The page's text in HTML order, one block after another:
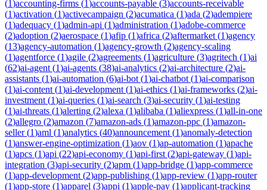
(1)accounting-firms (1)accounts-payable (3)accounts-receivable
(1)activation (1)activecampaign (2)acumatica (1)ada (2)adempiere
(1)adequacy (1)admin-api (1)administration (1)adobe-commerce
(2)adoption (2)aerospace (1)afip (1)africa (2)aftermarket (1)agency
(13)agency-automation (1)agency-growth (2)agency-scaling
(1)agentforce (1)agile (2)agreements (1)agriculture (3)agritech (1)ai
(62)ai-agent (1)ai-agents (38)ai-analytics (2)ai-architecture (2)ai-
assistants (1)ai-automation (6)ai-bot (1)ai-chatbot (1)ai-comparison
(1)ai-content (1)ai-development (1)ai-ethics (1)ai-frameworks (2)ai-
investment (1)ai-queries (1)ai-search (3)ai-security (1)ai-testing
(1)ai-threats (1)alerting (2)alexa (1)alibaba (1)aliexpress (1)all-in-one
(2)allegro (2)amazon (7)amazon-ads (1)amazon-ppc (1)amazon-
seller(1)aml (1)analytics (40)announcement (1)anomaly-detection
(1)answer-engine-optimization (1)aov (1)ap-automation (1)apache
(1)apcs (1)api (22)api-economy (1)api-first (2)api-gateway (1)api-
integration (3)api-security (2)apm (1)app-bridge (1)app-commerce
(1)app-development (2)app-publishing (1)app-review (1)app-router
(1)app-store (1)apparel (3)appi (1)apple-pay (1)applicant-tracking